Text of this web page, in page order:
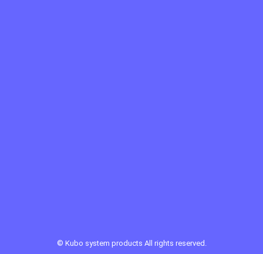
© Kubo system products All rights reserved.